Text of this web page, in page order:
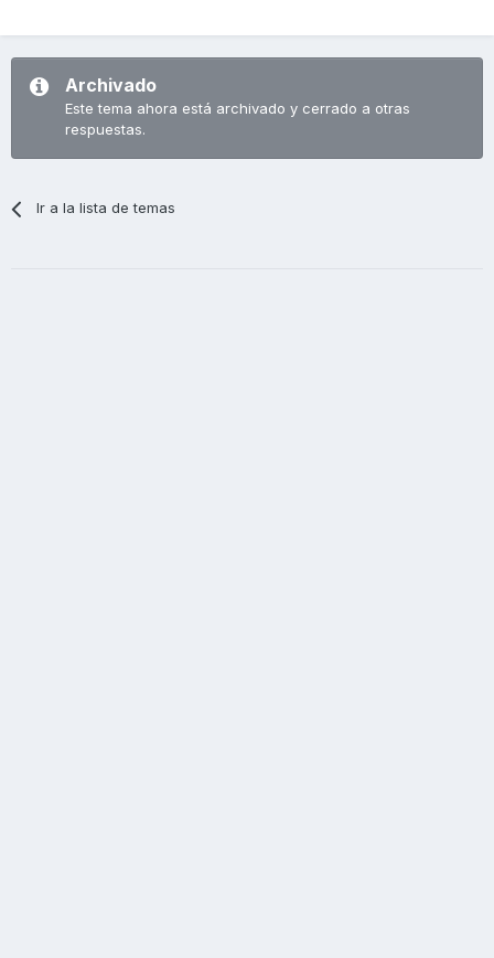
Archivado
Este tema ahora está archivado y cerrado a otras
respuestas.
Ir a la lista de temas